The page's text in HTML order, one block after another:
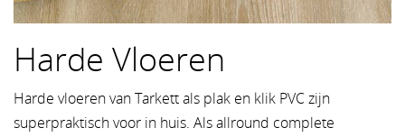
Harde Vloeren
Harde vloeren van Tarkett als plak en klik PVC zijn
superpraktisch voor in huis. Als allround complete